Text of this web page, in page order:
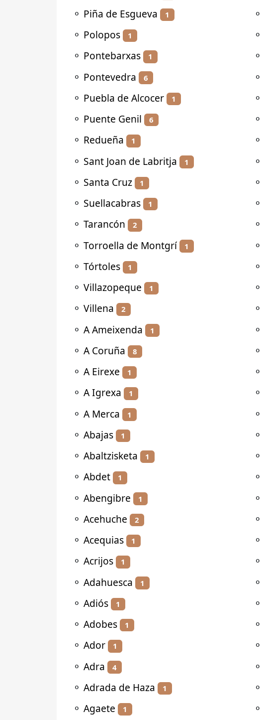
⚬ Piña de Esgueva 1
⚬ Polopos 1
⚬ Pontebarxas 1
⚬ Pontevedra 6
⚬ Puebla de Alcocer 1
⚬ Puente Genil 6
⚬ Redueña 1
⚬ Sant Joan de Labritja 1
⚬ Santa Cruz 1
⚬ Suellacabras 1
⚬ Tarancón 2
⚬ Torroella de Montgrí 1
⚬ Tórtoles 1
⚬ Villazopeque 1
⚬ Villena 2
⚬ A Ameixenda 1
⚬ A Coruña 8
⚬ A Eirexe 1
⚬ A Igrexa 1
⚬ A Merca 1
⚬ Abajas 1
⚬ Abaltzisketa 1
⚬ Abdet 1
⚬ Abengibre 1
⚬ Acehuche 2
⚬ Acequias 1
⚬ Acrijos 1
⚬ Adahuesca 1
⚬ Adiós 1
⚬ Adobes 1
⚬ Ador 1
⚬ Adra 4
⚬ Adrada de Haza 1
⚬ Agaete 1
⚬
⚬
⚬
⚬
⚬
⚬
⚬
⚬
⚬
⚬
⚬
⚬
⚬
⚬
⚬
⚬
⚬
⚬
⚬
⚬
⚬
⚬
⚬
⚬
⚬
⚬
⚬
⚬
⚬
⚬
⚬
⚬
⚬
⚬